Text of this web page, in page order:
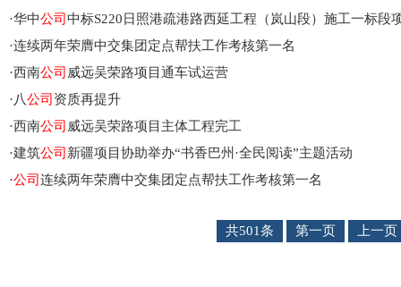
·华中公司 中标S220日照港疏港路西延工程（岚山段）施工一标段
·连续两年荣膺中交集团定点帮扶工作考核第一名
·西南公司 威远吴荣路项目通车试运营
·八公司 资质再提升
·西南公司 威远吴荣路项目主体工程完工
·建筑公司 新疆项目协助举办“书香巴州·全民阅读”主题活动
·公司 连续两年荣膺中交集团定点帮扶工作考核第一名
共501条 第一页 上一页